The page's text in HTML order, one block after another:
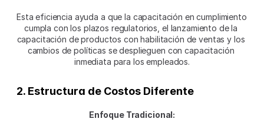
Esta eficiencia ayuda a que la capacitación en cumplimiento
cumpla con los plazos regulatorios, el lanzamiento de la
capacitación de productos con habilitación de ventas y los
cambios de políticas se desplieguen con capacitación
inmediata para los empleados.
2. Estructura de Costos Diferente
Enfoque Tradicional: